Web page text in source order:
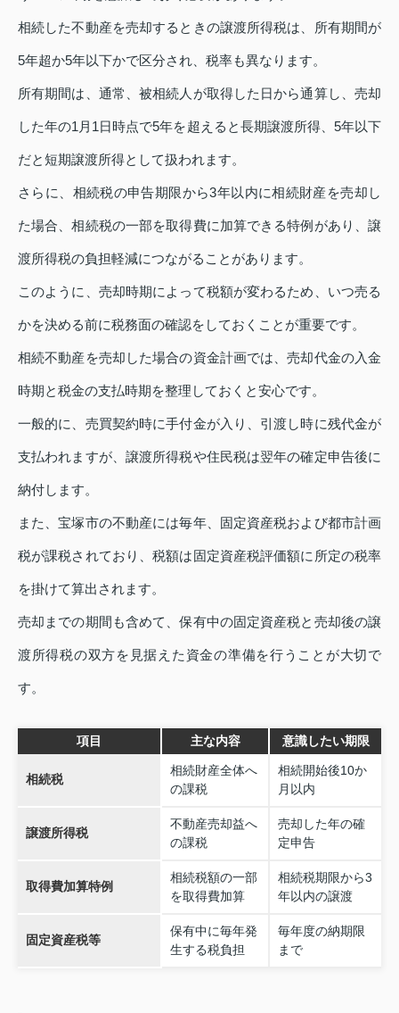
相続した不動産を売却するときの譲渡所得税は、所有期間が
5年超か5年以下かで区分され、税率も異なります。
所有期間は、通常、被相続人が取得した日から通算し、売却
した年の1月1日時点で5年を超えると長期譲渡所得、5年以下
だと短期譲渡所得として扱われます。
さらに、相続税の申告期限から3年以内に相続財産を売却し
た場合、相続税の一部を取得費に加算できる特例があり、譲
渡所得税の負担軽減につながることがあります。
このように、売却時期によって税額が変わるため、いつ売る
かを決める前に税務面の確認をしておくことが重要です。
相続不動産を売却した場合の資金計画では、売却代金の入金
時期と税金の支払時期を整理しておくと安心です。
一般的に、売買契約時に手付金が入り、引渡し時に残代金が
支払われますが、譲渡所得税や住民税は翌年の確定申告後に
納付します。
また、宝塚市の不動産には毎年、固定資産税および都市計画
税が課税されており、税額は固定資産税評価額に所定の税率
を掛けて算出されます。
売却までの期間も含めて、保有中の固定資産税と売却後の譲
渡所得税の双方を見据えた資金の準備を行うことが大切で
す。
項目 主な内容 意識したい期限
相続税
相続財産全体へ
の課税
相続開始後10か
月以内
譲渡所得税
不動産売却益へ
の課税
売却した年の確
定申告
取得費加算特例
相続税額の一部
を取得費加算
相続税期限から3
年以内の譲渡
固定資産税等
保有中に毎年発
生する税負担
毎年度の納期限
まで